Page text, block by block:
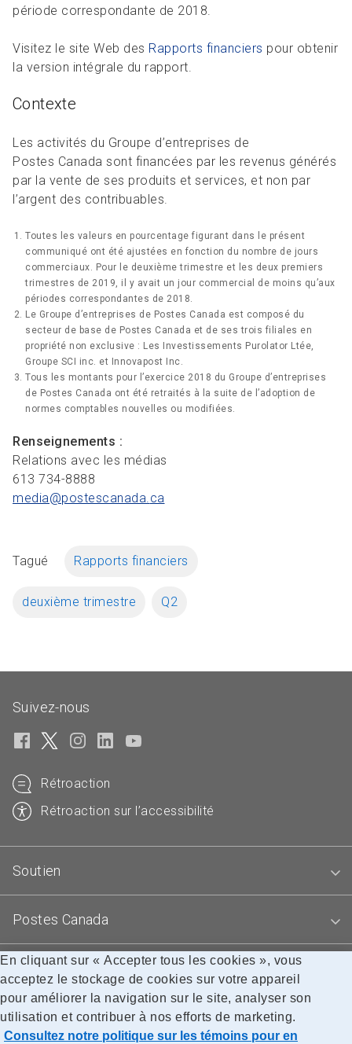
période correspondante de 2018.
Visitez le site Web des Rapports financiers pour obtenir
la version intégrale du rapport.
Contexte
Les activités du Groupe d’entreprises de
Postes Canada sont financées par les revenus générés
par la vente de ses produits et services, et non par
l’argent des contribuables.
Toutes les valeurs en pourcentage figurant dans le présent
communiqué ont été ajustées en fonction du nombre de jours
commerciaux. Pour le deuxième trimestre et les deux premiers
trimestres de 2019, il y avait un jour commercial de moins qu’aux
périodes correspondantes de 2018.
Le Groupe d’entreprises de Postes Canada est composé du
secteur de base de Postes Canada et de ses trois filiales en
propriété non exclusive : Les Investissements Purolator Ltée,
Groupe SCI inc. et Innovapost Inc.
Tous les montants pour l’exercice 2018 du Groupe d’entreprises
de Postes Canada ont été retraités à la suite de l’adoption de
normes comptables nouvelles ou modifiées.
Renseignements :
Relations avec les médias
613 734-8888
media@postescanada.ca
Tagué Rapports financiers
deuxième trimestre Q2
Suivez-nous
Rétroaction
Rétroaction sur l’accessibilité
Soutien
Postes Canada
Blogues
Accessibilité Avis juridiques
Confidentialité
Recherche
En cliquant sur « Accepter tous les cookies », vous
acceptez le stockage de cookies sur votre appareil
pour améliorer la navigation sur le site, analyser son
utilisation et contribuer à nos efforts de marketing.
Consultez notre politique sur les témoins pour en